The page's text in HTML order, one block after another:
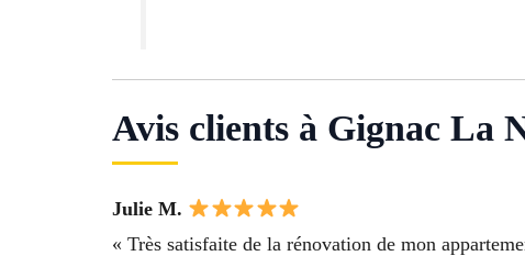
Avis clients à Gignac La
Julie M.
« Très satisfaite de la rénovation de mon